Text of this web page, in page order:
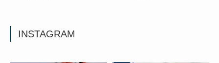
INSTAGRAM